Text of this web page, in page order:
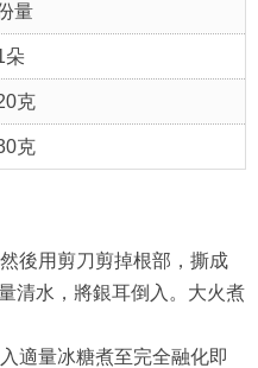
量
朵
克
克
後用剪刀剪掉根部，撕成
清水，將銀耳倒入。大火煮
適量冰糖煮至完全融化即